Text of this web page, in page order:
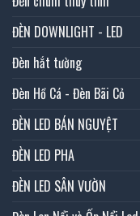
ĐÈN DOWNLIGHT - LED
Đèn hắt tường
Đèn Hồ Cá - Đèn Bãi Cỏ
ĐÈN LED BÁN NGUYỆT
ĐÈN LED PHA
ĐÈN LED SÂN VƯỜN